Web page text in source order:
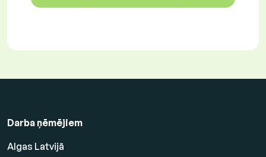
Darba ņēmējiem
Algas Latvijā